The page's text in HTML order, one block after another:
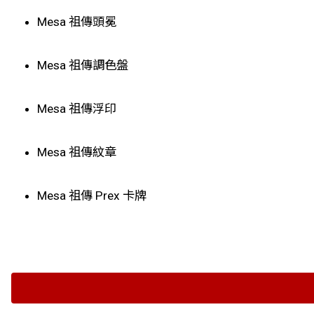
Mesa 祖傳頭冕
Mesa 祖傳調色盤
Mesa 祖傳浮印
Mesa 祖傳紋章
Mesa 祖傳 Prex 卡牌